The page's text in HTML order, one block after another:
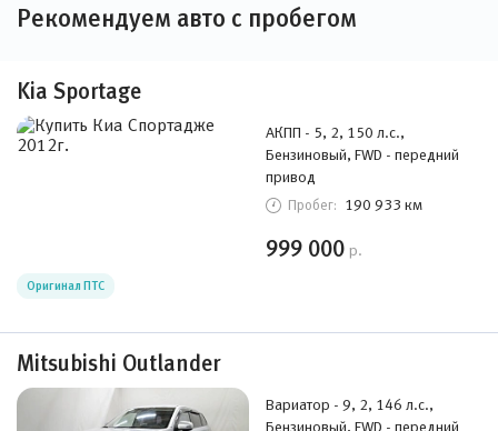
Рекомендуем авто с пробегом
Kia Sportage
АКПП - 5, 2, 150 л.с.,
Бензиновый, FWD - передний
привод
Пробег: 190 933 км
999 000 р.
Оригинал ПТС
Mitsubishi Outlander
Вариатор - 9, 2, 146 л.с.,
Бензиновый, FWD - передний